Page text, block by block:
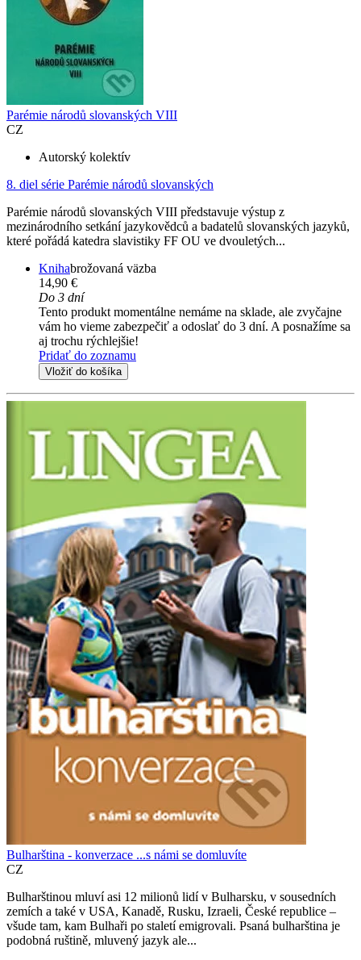
Parémie národů slovanských VIII
CZ
Autorský kolektív
8. diel série Parémie národů slovanských
Parémie národů slovanských VIII představuje výstup z
mezinárodního setkání jazykovědců a badatelů slovanských jazyků,
které pořádá katedra slavistiky FF OU ve dvouletých...
Knihabrožovaná väzba
14,90 €
Do 3 dní
Tento produkt momentálne nemáme na sklade, ale zvyčajne
vám ho vieme zabezpečiť a odoslať do 3 dní. A posnažíme sa
aj trochu rýchlejšie!
Pridať do zoznamu
Vložiť do košíka
Bulharština - konverzace ...s námi se domluvíte
CZ
Bulharštinou mluví asi 12 milionů lidí v Bulharsku, v sousedních
zemích a také v USA, Kanadě, Rusku, Izraeli, České republice –
všude tam, kam Bulhaři po staletí emigrovali. Psaná bulharština je
podobná ruštině, mluvený jazyk ale...